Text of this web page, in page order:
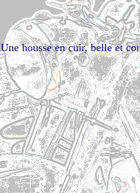
Une housse en cuir, belle et